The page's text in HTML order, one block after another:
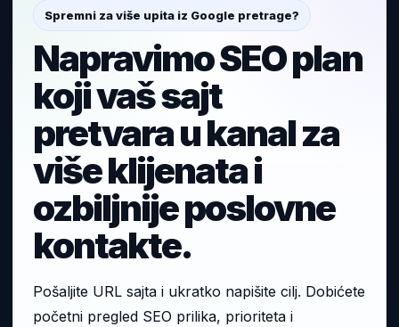
Spremni za više upita iz Google pretrage?
Napravimo SEO plan
koji vaš sajt
pretvara u kanal za
više klijenata i
ozbiljnije poslovne
kontakte.
Pošaljite URL sajta i ukratko napišite cilj. Dobićete
početni pregled SEO prilika, prioriteta i